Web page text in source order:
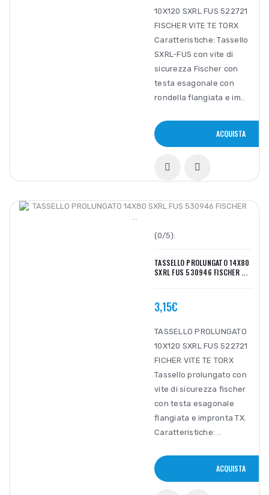
10X120 SXRL FUS 522721
FISCHER VITE TE TORX
Caratteristiche: Tassello
SXRL-FUS con vite di
sicurezza Fischer con
testa esagonale con
rondella flangiata e im..
ACQUISTA
(0/5):
TASSELLO PROLUNGATO 14X80
SXRL FUS 530946 FISCHER ...
3,15€
TASSELLO PROLUNGATO
10X120 SXRL FUS 522721
FICHER VITE TE TORX
Tassello prolungato con
vite di sicurezza fischer
con testa esagonale
flangiata e impronta TX.
Caratteristiche: ..
ACQUISTA